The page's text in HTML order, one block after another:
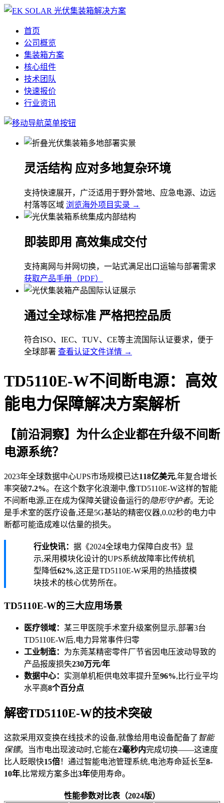
首页
公司概览
集装箱方案
核心组件
技术团队
快速报价
行业资讯
灵活结构 应对多地复杂环境
支持快速展开，广泛适用于野外营地、应急电源、边远
村落等区域 浏览海外项目实录 →
即装即用 高效集成交付
支持离网与并网切换，一站式满足出口运输与部署需求
获取产品手册（PDF）
通过全球标准 严格把控品质
符合ISO、IEC、TUV、CE等主流国际认证要求，便于
全球部署 查看认证文件详情 →
TD5110E-W不间断电源：高效
能电力保障解决方案解析
【前沿洞察】为什么企业都在升级不间断
电源系统？
2023年全球数据中心UPS市场规模已达118亿美元,年复合增长
率突破7.2%。在这个数字化浪潮中,像TD5110E-W这样的智能
不间断电源,正在成为保障关键设备运行的隐形守护者。无论
是手术室的医疗设备,还是5G基站的精密仪器,0.02秒的电力中
断都可能造成难以估量的损失。
行业快讯： 据《2024全球电力保障白皮书》显
示,采用模块化设计的UPS系统故障率比传统机
型降低62%,这正是TD5110E-W采用的热插拔模
块技术的核心优势所在。
TD5110E-W的三大应用场景
医疗领域： 某三甲医院手术室升级案例显示,部署3台
TD5110E-W后,电力异常事件归零
工业制造： 为东莞某精密零件厂节省因电压波动导致的
产品报废损失230万元/年
数据中心： 实测单机柜供电效率提升至96%,比行业平均
水平高8个百分点
解密TD5110E-W的技术突破
这款采用双变换在线技术的设备,就像给用电设备配备了 智能
保镖。当市电出现波动时,它能在2毫秒内完成切换——这速度
比人眨眼快15倍！通过智能电池管理系统,电池寿命延长至8-
10年,比常规方案多出3年使用寿命。
性能参数对比表（2024版）